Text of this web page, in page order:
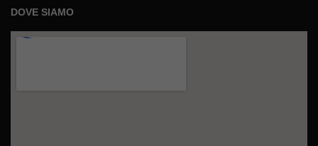
DOVE SIAMO